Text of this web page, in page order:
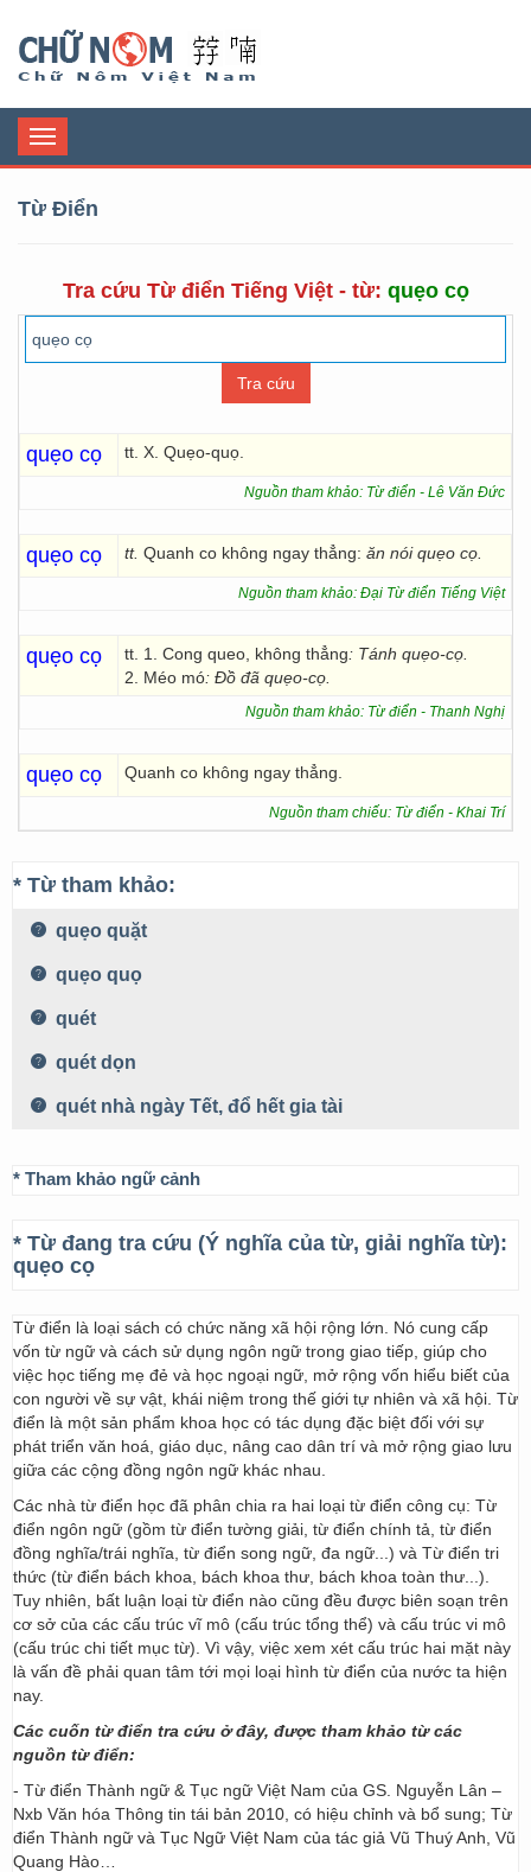
Toggle
navigation
Từ Điển
Tra cứu Từ điển Tiếng Việt - từ: quẹo cọ
quẹo cọ tt. X. Quẹo-quọ.
Nguồn tham khảo: Từ điển - Lê Văn Đức
quẹo cọ tt. Quanh co không ngay thẳng: ăn nói quẹo cọ.
Nguồn tham khảo: Đại Từ điển Tiếng Việt
quẹo cọ tt. 1. Cong queo, không thẳng: Tánh quẹo-cọ.
2. Méo mó: Đồ đã quẹo-cọ.
Nguồn tham khảo: Từ điển - Thanh Nghị
quẹo cọ Quanh co không ngay thẳng.
Nguồn tham chiếu: Từ điển - Khai Trí
* Từ tham khảo:
quẹo quặt
quẹo quọ
quét
quét dọn
quét nhà ngày Tết, đổ hết gia tài
* Tham khảo ngữ cảnh
* Từ đang tra cứu (Ý nghĩa của từ, giải nghĩa từ):
quẹo cọ
Từ điển là loại sách có chức năng xã hội rộng lớn. Nó cung cấp
vốn từ ngữ và cách sử dụng ngôn ngữ trong giao tiếp, giúp cho
việc học tiếng mẹ đẻ và học ngoại ngữ, mở rộng vốn hiểu biết của
con người về sự vật, khái niệm trong thế giới tự nhiên và xã hội. Từ
điển là một sản phẩm khoa học có tác dụng đặc biệt đối với sự
phát triển văn hoá, giáo dục, nâng cao dân trí và mở rộng giao lưu
giữa các cộng đồng ngôn ngữ khác nhau.
Các nhà từ điển học đã phân chia ra hai loại từ điển công cụ: Từ
điển ngôn ngữ (gồm từ điển tường giải, từ điển chính tả, từ điển
đồng nghĩa/trái nghĩa, từ điển song ngữ, đa ngữ...) và Từ điển tri
thức (từ điển bách khoa, bách khoa thư, bách khoa toàn thư...).
Tuy nhiên, bất luận loại từ điển nào cũng đều được biên soạn trên
cơ sở của các cấu trúc vĩ mô (cấu trúc tổng thể) và cấu trúc vi mô
(cấu trúc chi tiết mục từ). Vì vậy, việc xem xét cấu trúc hai mặt này
là vấn đề phải quan tâm tới mọi loại hình từ điển của nước ta hiện
nay.
Các cuốn từ điển tra cứu ở đây, được tham khảo từ các
nguồn từ điển:
- Từ điển Thành ngữ & Tục ngữ Việt Nam của GS. Nguyễn Lân –
Nxb Văn hóa Thông tin tái bản 2010, có hiệu chỉnh và bổ sung; Từ
điển Thành ngữ và Tục Ngữ Việt Nam của tác giả Vũ Thuý Anh, Vũ
Quang Hào…